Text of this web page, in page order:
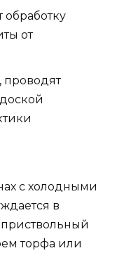
от
проводят
с холодными
в
приствольный
торфа или